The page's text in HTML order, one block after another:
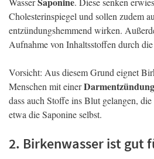
Cholesterinspiegel und sollen zudem
entzündungshemmend wirken.
Aufnahme von Inhaltsstoffen durch
Vorsicht: Aus diesem Grund eignet
Menschen mit einerDarmentzündung
dass auch Stoffe ins Blut gelangen,
etwa die Saponine selbst.
2. Birkenwasser ist gut